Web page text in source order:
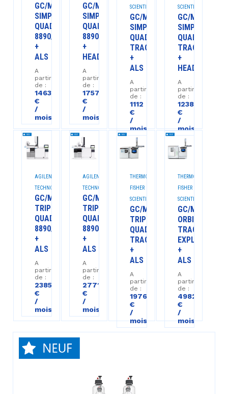
GC/MS
SIMPLE
QUAD
8890/5977C
+
ALS
A
partir
de :
1463
€
/
mois
GC/MS
SIMPLE
QUAD
8890/5977C
+
HEADSPACE
A
partir
de :
1757
€
/
mois
SCIENTIFIC™
GC/MS
SIMPLE
QUAD
TRACE1610/ISQ7610
+
ALS
A
partir
de :
1112
€
/
mois
SCIENTIFIC™
GC/MS
SIMPLE
QUAD
TRACE1610/
+
HEADSPACE
A
partir
de :
1238
€
/
mois
AGILENT
TECHNOLOGIES™
GC/MS
TRIPLE
QUAD
8890/7000E
+
ALS
A
partir
de :
2385
€
/
mois
AGILENT
TECHNOLOGIES™
GC/MS
TRIPLE
QUAD
8890/7010D
+
ALS
A
partir
de :
2771
€
/
mois
THERMO
FISHER
SCIENTIFIC™
GC/MS
TRIPLE
QUAD
TRACE1610/TSQ9610
+
ALS
A
partir
de :
1976
€
/
mois
THERMO
FISHER
SCIENTIFIC™
GC/MS
ORBITRAP
TRACE1610/
EXPLORIS
+
ALS
A
partir
de :
4982
€
/
mois